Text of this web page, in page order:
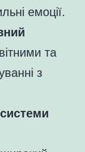
емоції.
та
з